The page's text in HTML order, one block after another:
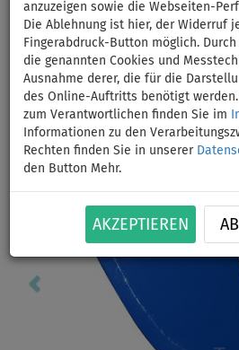
anzuzeigen sowie die Webseiten-
Die Ablehnung ist hier, der Widerruf
Fingerabdruck-Button möglich.
die genannten Cookies und
Ausnahme derer, die für die
des Online-Auftritts benötigt
zum Verantwortlichen finden Sie im
Informationen zu den
Rechten finden Sie in unserer
den Button Mehr.
AKZEPTIEREN
für SUP Boards
Previous